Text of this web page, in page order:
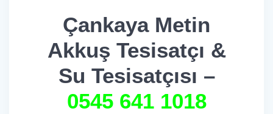
Çankaya Metin
Akkuş Tesisatçı &
Su Tesisatçısı –
0545 641 1018